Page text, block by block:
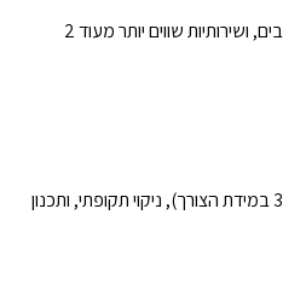
תשובה: איכותי. חום אחיד, חומרים טובים, ושירותיות שווים יותר מעוד 2
תשובה: בחירת חומר נכונה (כולל 316 במידת הצורך), ניקוי תקופתי, ותכנון